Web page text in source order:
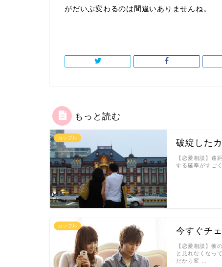
がだいぶ変わるのは間違いありませんね。
もっと読む
カップル
破綻した
【恋愛相談】遠
する確率がすご
カップル
今すぐチ
【恋愛相談】彼
と見れなくなっ
だから変 …